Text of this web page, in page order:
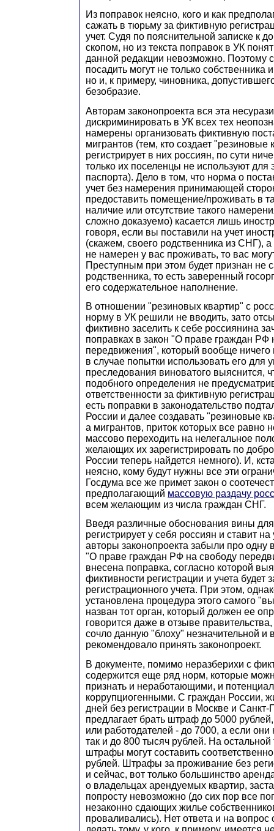
Из поправок неясно, кого и как
сажать в тюрьму за фиктивную
учет. Судя по пояснительной записке к
скопом, но из текста поправок в УК
данной редакции невозможно. Поэтому
посадить могут не только собственника
но и, к примеру, чиновника,
безобразие.
Авторам законопроекта вся эта
дискриминировать в УК всех тех
намерены организовать фиктивную
мигрантов (тем, кто создает "резиновые
регистрирует в них россиян, по сути
только их поселенцы не используют для
паспорта). Дело в том, что норма о
учет без намерения принимающей
предоставить помещение/проживать в
наличие или отсутствие такого
сложно доказуемо) касается лишь
говоря, если вы поставили на учет
(скажем, своего родственника из СНГ),
не намерен у вас проживать, то вас
Преступным при этом будет признан не
родственника, то есть заверенный
его содержательное наполнение.
В отношении "резиновых квартир" с
норму в УК решили не вводить, зато
фиктивно заселить к себе россиянина
поправках в закон "О праве граждан РФ
передвижения", который вообще ничего
в случае попытки использовать его для
преследования виноватого выяснится,
подобного определения не
ответственности за фиктивную
есть поправки в законодательство
России и далее создавать "резиновые
а мигрантов, приток которых все равно
массово переходить на нелегальное
желающих их зарегистрировать по
России теперь найдется немного). И,
неясно, кому будут нужны все эти
Госдума все же примет закон о
предполагающий массовую раздачу
всем желающим из числа граждан СНГ.
Введя различные обоснования вины для
регистрирует у себя россиян и ставит
авторы законопроекта забыли про
"О праве граждан РФ на свободу
внесена поправка, согласно которой
фиктивности регистрации и учета будет
регистрационного учета. При этом,
установлена процедура этого самого
назван тот орган, который должен ее
говорится даже в отзыве
сочло данную "блоху" незначительной и
рекомендовало принять законопроект.
В документе, помимо неразберихи с
содержится еще ряд норм, которые
признать и неработающими, и
коррупциогенными. С граждан России,
дней без регистрации в Москве и Санкт-
предлагает брать штраф до 5000
или работодателей - до 7000, а если
так и до 800 тысяч рублей. На
штрафы могут составить
рублей. Штрафы за проживание без
и сейчас, вот только большинство
о владельцах арендуемых квартир,
попросту невозможно (до сих пор все
незаконно сдающих жилье
проваливались). Нет ответа и на